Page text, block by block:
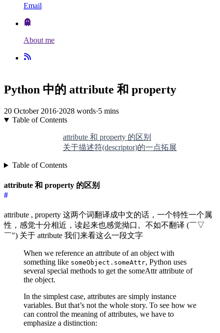
Email
About me
Python 中的 attribute 和 property
20 October 2016·2028 words·5 mins
Table of Contents
attribute 和 property 的区别
关于描述符(descriptor)的一点拓展
Table of Contents
attribute 和 property 的区别
#
attribute , property 这两个词翻译成中文的话，一个特性一个属
性，感觉十分相近，读起来也感觉拗口。不如不翻译 (￣▽
￣") 关于 attribute 我们来看这么一段文字
When we reference an attribute of an object with
something like someObject.someAttr, Python uses
several special methods to get the someAttr attribute of
the object.
In the simplest case, attributes are simply instance
variables. But that’s not the whole story. To see how we
can control the meaning of attributes, we have to
emphasize a distinction: